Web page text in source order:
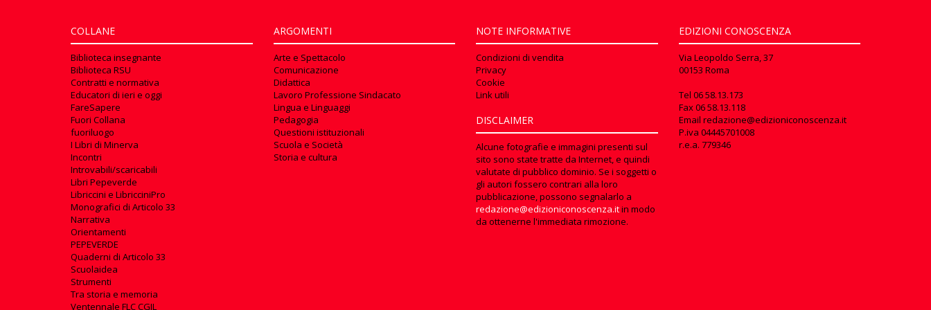
COLLANE
Biblioteca insegnante
Biblioteca RSU
Contratti e normativa
Educatori di ieri e oggi
FareSapere
Fuori Collana
fuoriluogo
I Libri di Minerva
Incontri
Introvabili/scaricabili
Libri Pepeverde
Libriccini e LibricciniPro
Monografici di Articolo 33
Narrativa
Orientamenti
PEPEVERDE
Quaderni di Articolo 33
Scuolaidea
Strumenti
Tra storia e memoria
Ventennale FLC CGIL
ARGOMENTI
Arte e Spettacolo
Comunicazione
Didattica
Lavoro Professione Sindacato
Lingua e Linguaggi
Pedagogia
Questioni istituzionali
Scuola e Società
Storia e cultura
NOTE INFORMATIVE
Condizioni di vendita
Privacy
Cookie
Link utili
DISCLAIMER
Alcune fotografie e immagini presenti sul
sito sono state tratte da Internet, e quindi
valutate di pubblico dominio. Se i soggetti o
gli autori fossero contrari alla loro
pubblicazione, possono segnalarlo a
redazione@edizioniconoscenza.itin modo
da ottenerne l'immediata rimozione.
EDIZIONI CONOSCENZA
Via Leopoldo Serra, 37
00153 Roma
Tel 06 58.13.173
Fax06 58.13.118
Email redazione@edizioniconoscenza.it
P.iva 04445701008
r.e.a. 779346